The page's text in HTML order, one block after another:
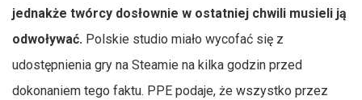
jednakże twórcy dosłownie w ostatniej chwili musieli ją
odwoływać. Polskie studio miało wycofać się z
udostępnienia gry na Steamie na kilka godzin przed
dokonaniem tego faktu. PPE podaje, że wszystko przez